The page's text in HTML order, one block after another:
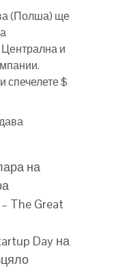
(Полша) ще
и
спечелете $
на
The Great
Day на